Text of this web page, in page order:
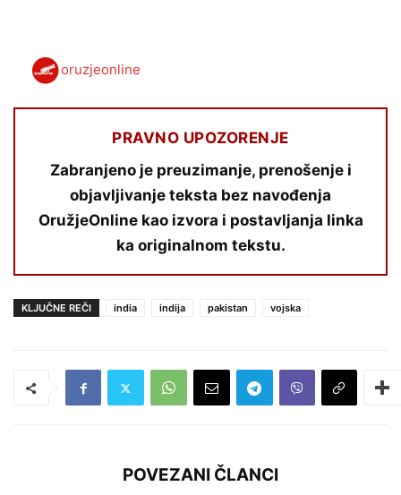
oruzjeonline
PRAVNO UPOZORENJE
Zabranjeno je preuzimanje, prenošenje i
objavljivanje teksta bez navođenja
OružjeOnline kao izvora i postavljanja linka
ka originalnom tekstu.
KLJUČNE REČI india indija pakistan vojska
POVEZANI ČLANCI